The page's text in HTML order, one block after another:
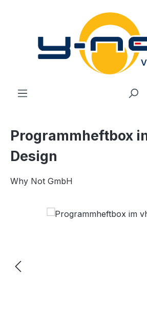
Zum Hauptinhalt springen
Programmheftbox
Design
Why Not GmbH
Bildergalerie überspringen